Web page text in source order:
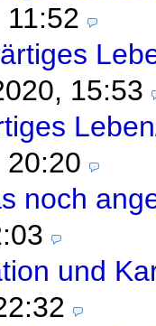
15:53
20:20
noch
und